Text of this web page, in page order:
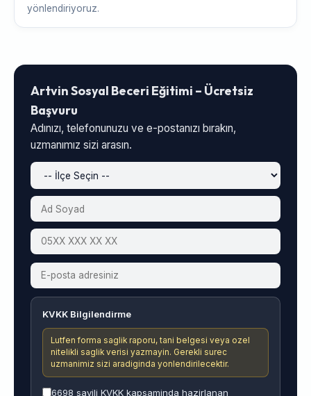
yönlendiriyoruz.
Artvin Sosyal Beceri Eğitimi – Ücretsiz
Başvuru
Adınızı, telefonunuzu ve e-postanızı bırakın,
uzmanımız sizi arasın.
KVKK Bilgilendirme
Lutfen forma saglik raporu, tani belgesi veya ozel
nitelikli saglik verisi yazmayin. Gerekli surec
uzmanimiz sizi aradiginda yonlendirilecektir.
6698 sayili KVKK kapsaminda hazirlanan